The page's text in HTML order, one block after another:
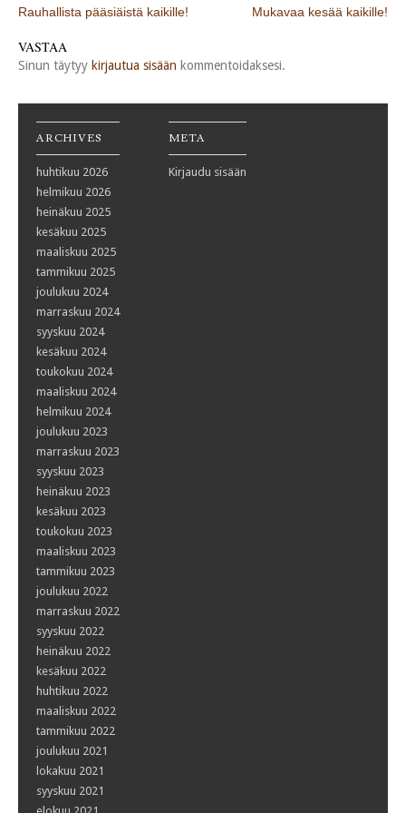
Post navigation
Rauhallista pääsiäistä kaikille! Mukavaa kesää kaikille!
VASTAA
Sinun täytyy kirjautua sisään kommentoidaksesi.
ARCHIVES
huhtikuu 2026
helmikuu 2026
heinäkuu 2025
kesäkuu 2025
maaliskuu 2025
tammikuu 2025
joulukuu 2024
marraskuu 2024
syyskuu 2024
kesäkuu 2024
toukokuu 2024
maaliskuu 2024
helmikuu 2024
joulukuu 2023
marraskuu 2023
syyskuu 2023
heinäkuu 2023
kesäkuu 2023
toukokuu 2023
maaliskuu 2023
tammikuu 2023
joulukuu 2022
marraskuu 2022
syyskuu 2022
heinäkuu 2022
kesäkuu 2022
huhtikuu 2022
maaliskuu 2022
tammikuu 2022
joulukuu 2021
lokakuu 2021
syyskuu 2021
META
Kirjaudu sisään